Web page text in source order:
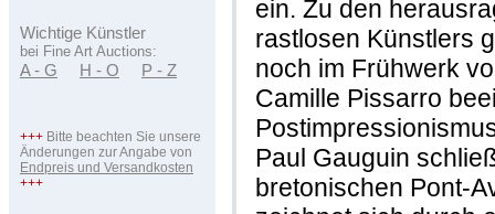
Wichtige Künstler
bei Fine Art Auctions:
A - G H - O P - Z
+++ Bitte beachten Sie unsere
Änderungen zur Angabe von
Endpreis und Versandkosten
+++
ein. Zu den
rastlosen Künstlers
noch im Frühwerk
Camille Pissarro
Paul Gauguin
bretonischen Pont-